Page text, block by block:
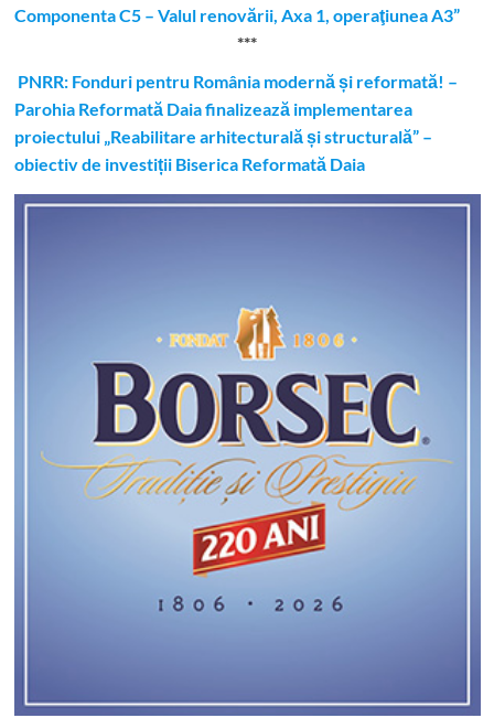
Componenta C5 – Valul renovării, Axa 1, operaţiunea A3”
***
PNRR: Fonduri pentru România modernă și reformată! –
Parohia Reformată Daia finalizează implementarea
proiectului „Reabilitare arhitecturală și structurală” –
obiectiv de investiții Biserica Reformată Daia